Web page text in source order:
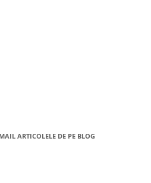
ARTICOLELE DE PE BLOG